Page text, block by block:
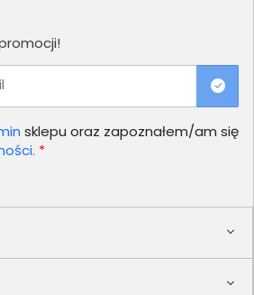
sklepu oraz zapoznałem/am się
*